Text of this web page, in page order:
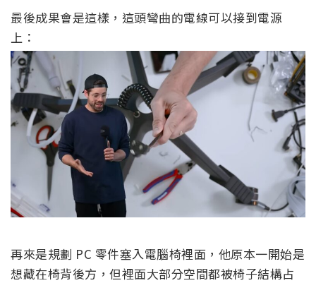
最後成果會是這樣，這頭彎曲的電線可以接到電源
上：
再來是規劃 PC 零件塞入電腦椅裡面，他原本一開始是
想藏在椅背後方，但裡面大部分空間都被椅子結構占